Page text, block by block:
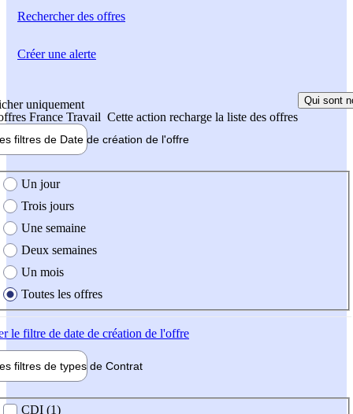
Rechercherdes offres
uniquement
France Travail Cette action recharge la liste des offres
Qui sont
filtres de Date de création de l'offre
création de l'offre
Un jour
Trois jours
Une semaine
Deux semaines
Un mois
Toutes les offres
le filtre de date de création de l'offre
filtres de types de Contrat
contrat
CDI (1)
Créer une alerte